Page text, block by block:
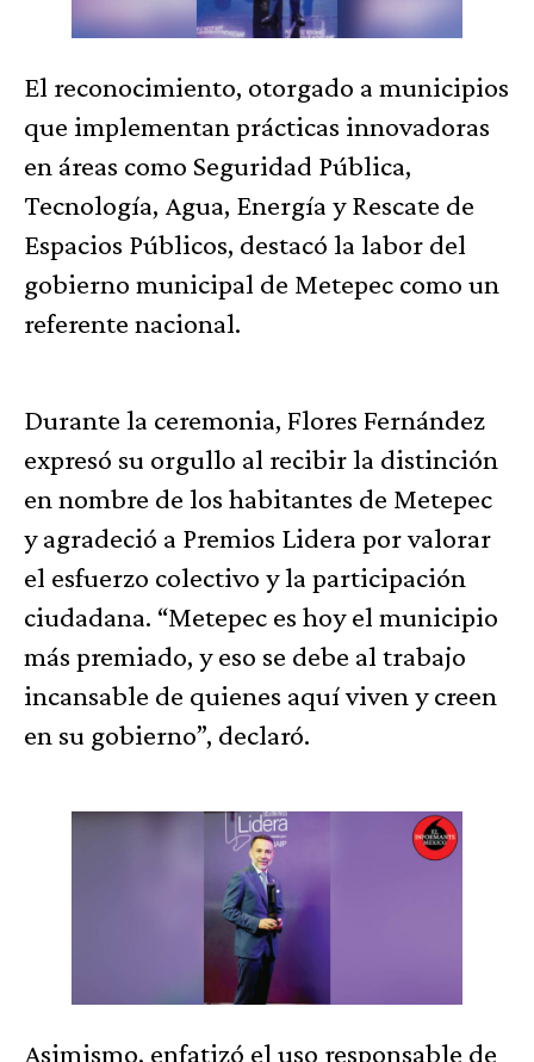
El reconocimiento, otorgado a municipios
que implementan prácticas innovadoras
en áreas como Seguridad Pública,
Tecnología, Agua, Energía y Rescate de
Espacios Públicos, destacó la labor del
gobierno municipal de Metepec como un
referente nacional.
Durante la ceremonia, Flores Fernández
expresó su orgullo al recibir la distinción
en nombre de los habitantes de Metepec
y agradeció a Premios Lidera por valorar
el esfuerzo colectivo y la participación
ciudadana. “Metepec es hoy el municipio
más premiado, y eso se debe al trabajo
incansable de quienes aquí viven y creen
en su gobierno”, declaró.
Asimismo, enfatizó el uso responsable de